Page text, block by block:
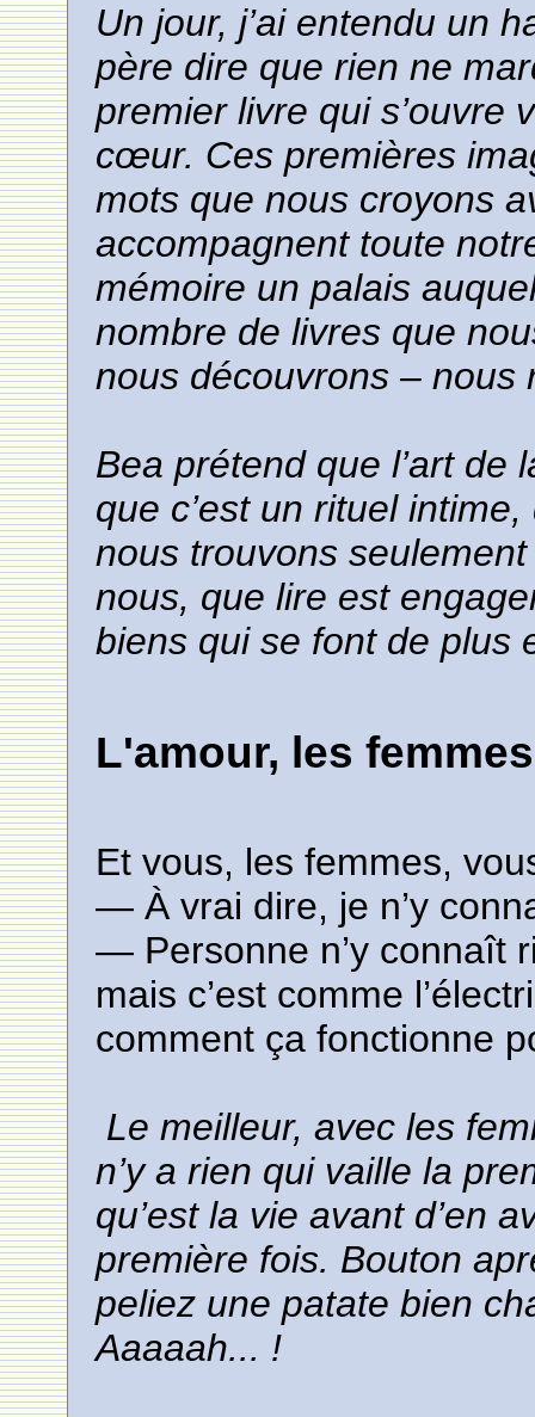
Un jour, j’ai entendu un
père dire que rien ne
premier livre qui s’ouvre
cœur. Ces premières
mots que nous croyons
accompagnent toute
mémoire un palais
nombre de livres que
nous découvrons – nous
Bea prétend que l’art de
que c’est un rituel
nous trouvons
nous, que lire est
biens qui se font de plus
L'amour, les femmes
Et vous, les femmes,
— À vrai dire, je n’y
— Personne n’y connaît
mais c’est comme
comment ça fonctionne
Le meilleur, avec les
n’y a rien qui vaille la
qu’est la vie avant d’en
première fois. Bouton
peliez une patate bien
Aaaaah... !